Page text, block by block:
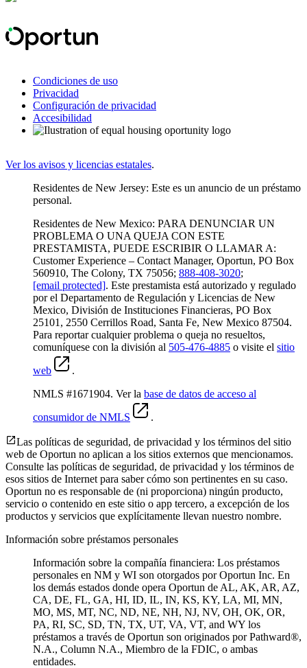
Condiciones de uso
Privacidad
Configuración de privacidad
Accesibilidad
Ver los avisos y licencias estatales.
Residentes de New Jersey: Este es un anuncio de un préstamo
personal.
Residentes de New Mexico: PARA DENUNCIAR UN
PROBLEMA O UNA QUEJA CON ESTE
PRESTAMISTA, PUEDE ESCRIBIR O LLAMAR A:
Customer Experience – Contact Manager, Oportun, PO Box
560910, The Colony, TX 75056; 888-408-3020;
[email protected]. Este prestamista está autorizado y regulado
por el Departamento de Regulación y Licencias de New
Mexico, División de Instituciones Financieras, PO Box
25101, 2550 Cerrillos Road, Santa Fe, New Mexico 87504.
Para reportar cualquier problema o queja no resueltos,
comuníquese con la división al 505-476-4885 o visite el sitio
web
.
NMLS #1671904. Ver la base de datos de acceso al
consumidor de NMLS
.
Las políticas de seguridad, de privacidad y los términos del sitio
web de Oportun no aplican a los sitios externos que mencionamos.
Consulte las políticas de seguridad, de privacidad y los términos de
esos sitios de Internet para saber cómo son pertinentes en su caso.
Oportun no es responsable de (ni proporciona) ningún producto,
servicio o contenido en este sitio o app tercero, a excepción de los
productos y servicios que explícitamente llevan nuestro nombre.
Información sobre préstamos personales
Información sobre la compañía financiera: Los préstamos
personales en NM y WI son otorgados por Oportun Inc. En
los demás estados donde opera Oportun de AL, AK, AR, AZ,
CA, DE, FL, GA, HI, ID, IL, IN, KS, KY, LA, MI, MN,
MO, MS, MT, NC, ND, NE, NH, NJ, NV, OH, OK, OR,
PA, RI, SC, SD, TN, TX, UT, VA, VT, and WY los
préstamos a través de Oportun son originados por Pathward®,
N.A., Column N.A., Miembro de la FDIC, o ambas
entidades.